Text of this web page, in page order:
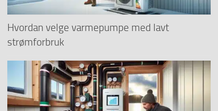
Hvordan velge varmepumpe med lavt
strømforbruk